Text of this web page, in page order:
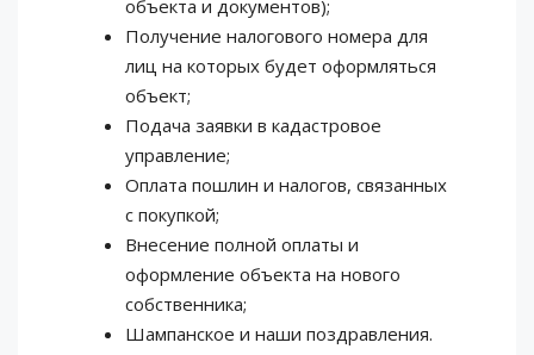
объекта и документов);
Получение налогового номера для
лиц на которых будет оформляться
объект;
Подача заявки в кадастровое
управление;
Оплата пошлин и налогов, связанных
с покупкой;
Внесение полной оплаты и
оформление объекта на нового
собственника;
Шампанское и наши поздравления.